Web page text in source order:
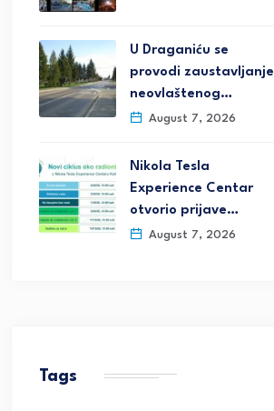
U Draganiću se
provodi zaustavljanje
neovlaštenog…
August 7, 2026
Nikola Tesla
Experience Centar
otvorio prijave…
August 7, 2026
Tags